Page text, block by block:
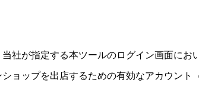
当社が指定する本ツールのログイン画面に
ョップを出店するための有効なアカウント